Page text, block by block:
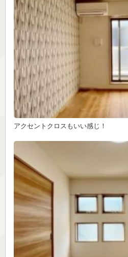
アクセントクロスもいい感じ！